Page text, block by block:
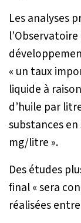
Les analyses
« un taux
liquide à
d’huile par
substances
mg/litre ».
Des études
final «sera
réalisées